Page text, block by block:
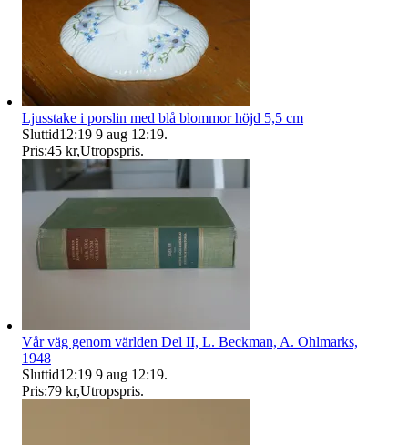
Ljusstake i porslin med blå blommor höjd 5,5 cm
Sluttid12:19 9 aug 12:19.
Pris:45 kr,Utropspris.
Vår väg genom världen Del II, L. Beckman, A. Ohlmarks,
1948
Sluttid12:19 9 aug 12:19.
Pris:79 kr,Utropspris.